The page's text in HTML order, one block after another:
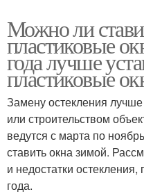
Можно ли
пластиковые
года лучше
пластиковые
Замену остекления
или строительством
ведутся с марта по
ставить окна зимой.
и недостатки
года.